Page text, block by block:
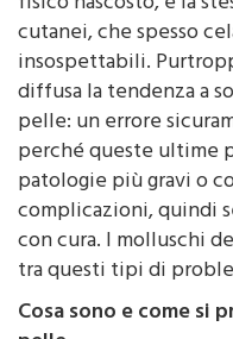
cutanei, che spesso
insospettabili.
diffusa la tendenza a
pelle: un errore
perché queste ultime
patologie più gravi o
complicazioni, quindi
con cura. I molluschi
tra questi tipi di
Cosa sono e come si